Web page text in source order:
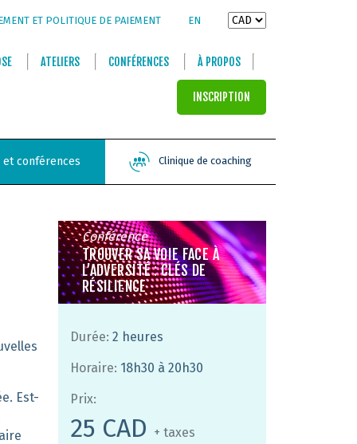
ET POLITIQUE DE PAIEMENT EN
ATELIERS CONFÉRENCES À PROPOS
INSCRIPTION
conférences Clinique de coaching
. Est-
Conférence
TROUVER SA VOIE FACE À
L’ADVERSITÉ : CLÉS DE
RÉSILIENCE
Durée: 2 heures
Horaire: 18h30 à 20h30
Prix:
25 CAD + taxes